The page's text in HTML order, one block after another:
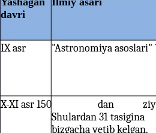
davri
IX asr "Astronomiya asoslari"
X-XI asr 150 dan
Shulardan 31 tasigina
bizgacha yetib kelgan.